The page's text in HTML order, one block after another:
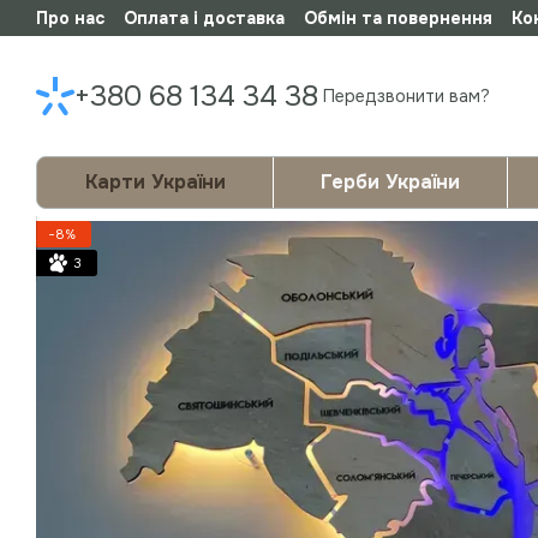
Перейти до основного контенту
Про нас Оплата і доставка Обмін та повернення
+380 68 134 34 38 Передзвонити вам?
Карти України Герби України
−8%
3